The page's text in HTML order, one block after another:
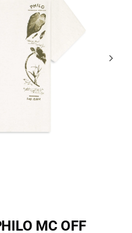
MC OFF